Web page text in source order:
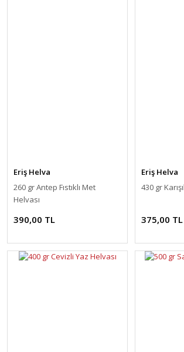
Eriş Helva
260 gr Antep Fıstıklı Met
Helvası
390,00 TL
Eriş Helva
430 gr
375,00 TL